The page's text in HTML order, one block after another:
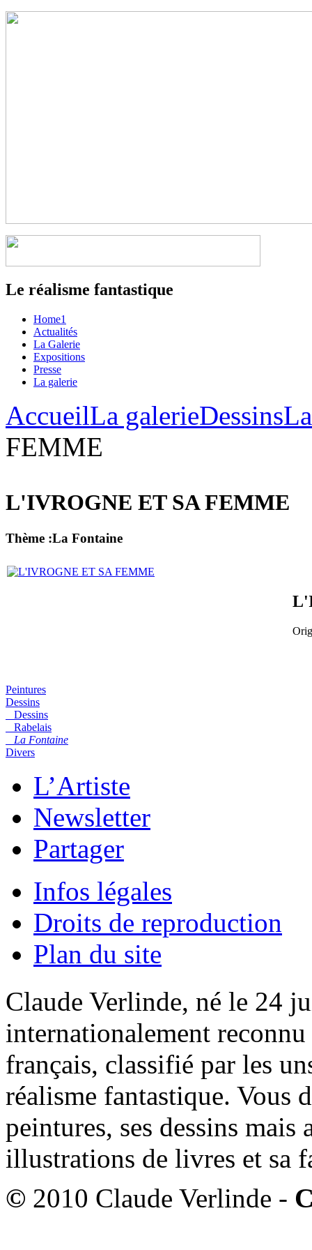
Le réalisme fantastique
Home1
Actualités
La Galerie
Expositions
Presse
La galerie
AccueilLa galerieDessins
FEMME
L'IVROGNE ET SA FEMME
Thème :La Fontaine
Peintures
Dessins
Dessins
Rabelais
La Fontaine
Divers
L’Artiste
Newsletter
Partager
Infos légales
Droits de reproduction
Plan du site
Claude Verlinde, né le 24
internationalement
français, classifié par les
réalisme fantastique. Vous
peintures, ses dessins mais
illustrations de livres et sa
© 2010 Claude Verlinde -